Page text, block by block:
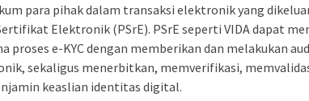
para pihak dalam transaksi elektronik yang
Elektronik (PSrE). PSrE seperti VIDA dapat
proses e-KYC dengan memberikan dan melakukan
sekaligus menerbitkan, memverifikasi,
keaslian identitas digital.